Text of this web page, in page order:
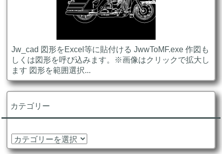
Jw_cad 図形をExcel等に貼付ける JwwToMF.exe 作図も
しくは図形を呼び込みます。※画像はクリックで拡大し
ます 図形を範囲選択...
カテゴリー
カ
テ